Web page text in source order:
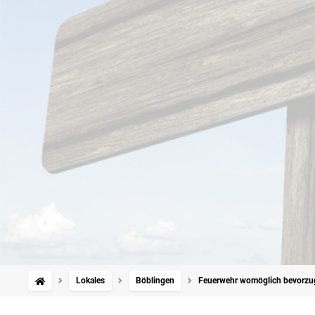
Lokales Böblingen Feuerwehr womöglich